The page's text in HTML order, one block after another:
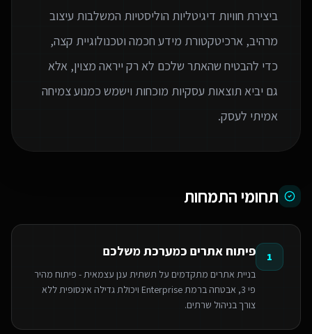
ביצירת חוויות דיגיטליות הוליסטיות המשלבות עיצוב
מרהיב, ארכיטקטורת מידע חכמה וטכנולוגיית קצה,
כדי להבטיח שהאתר שלכם לא רק ייראה מצוין, אלא
גם יביא תוצאות עסקיות מוכחות וישמש כמנוע צמיחה
אמיתי לעסק.
תחומי התמחות
1 פיתוח אתרים כמערכת משלכם
בניית אתרים מתקדמים על תשתית ענן עצמאית - פיתוח מהיר
פי 3, אבטחה ברמת Enterprise ויכולת גדילה אינסופית ללא
צורך בניהול שרתים.